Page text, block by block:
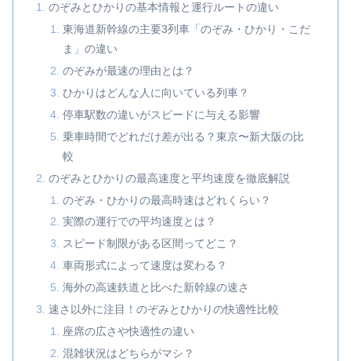
のぞみとひかりの基本情報と運行ルートの違い
東海道新幹線の主要3列車「のぞみ・ひかり・こだ
ま」の違い
のぞみが最速の理由とは？
ひかりはどんな人に向いている列車？
停車駅数の違いがスピードに与える影響
乗車時間でどれだけ差が出る？東京〜新大阪の比
較
のぞみとひかりの最高速度と平均速度を徹底解説
のぞみ・ひかりの最高時速はどれくらい？
実際の運行での平均速度とは？
スピード制限がある区間ってどこ？
車両形式によって速度は変わる？
海外の高速鉄道と比べた新幹線の速さ
速さ以外に注目！のぞみとひかりの快適性比較
座席の広さや快適性の違い
混雑状況はどちらがマシ？